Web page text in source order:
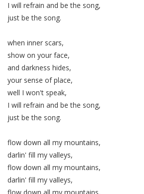
I will refrain and be the song,
just be the song.
when inner scars,
show on your face,
and darkness hides,
your sense of place,
well I won't speak,
I will refrain and be the song,
just be the song.
flow down all my mountains,
darlin' fill my valleys,
flow down all my mountains,
darlin' fill my valleys,